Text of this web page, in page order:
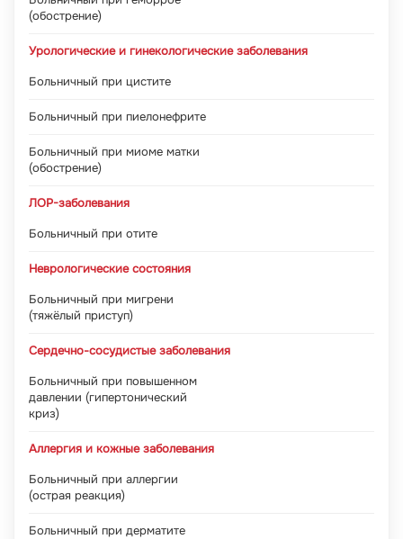
(обострение)
Урологические и гинекологические заболевания
Больничный при цистите
Больничный при пиелонефрите
Больничный при миоме матки
(обострение)
ЛОР-заболевания
Больничный при отите
Неврологические состояния
Больничный при мигрени
(тяжёлый приступ)
Сердечно-сосудистые заболевания
Больничный при повышенном
давлении (гипертонический
криз)
Аллергия и кожные заболевания
Больничный при аллергии
(острая реакция)
Больничный при дерматите